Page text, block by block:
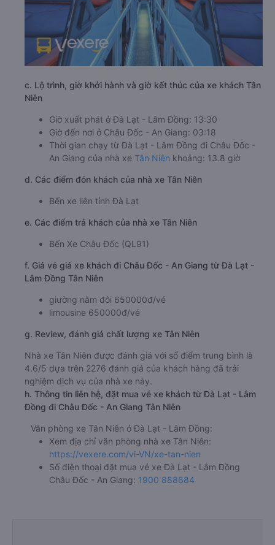
c. Lộ trình, giờ khởi hành và giờ kết thúc của xe khách Tân
Niên
Giờ xuất phát ở Đà Lạt - Lâm Đồng: 13:30
Giờ đến nơi ở Châu Đốc - An Giang: 03:18
Thời gian chạy từ Đà Lạt - Lâm Đồng đi Châu Đốc -
An Giang của nhà xe Tân Niên khoảng: 13.8 giờ
d. Các điểm đón khách của nhà xe Tân Niên
Bến xe liên tỉnh Đà Lạt
e. Các điểm trả khách của nhà xe Tân Niên
Bến Xe Châu Đốc (QL91)
f. Giá vé giá xe khách đi Châu Đốc - An Giang từ Đà Lạt -
Lâm Đồng Tân Niên
giường nằm đôi 650000đ/vé
limousine 650000đ/vé
g. Review, đánh giá chất lượng xe Tân Niên
Nhà xe Tân Niên được đánh giá với số điểm trung bình là
4.6/5 dựa trên 2276 đánh giá của khách hàng đã trải
nghiệm dịch vụ của nhà xe này.
h. Thông tin liên hệ, đặt mua vé xe khách từ Đà Lạt - Lâm
Đồng đi Châu Đốc - An Giang Tân Niên
Văn phòng xe Tân Niên ở Đà Lạt - Lâm Đồng:
Xem địa chỉ văn phòng nhà xe Tân Niên:
https://vexere.com/vi-VN/xe-tan-nien
Số điện thoại đặt mua vé xe Đà Lạt - Lâm Đồng
Châu Đốc - An Giang: 1900 888684